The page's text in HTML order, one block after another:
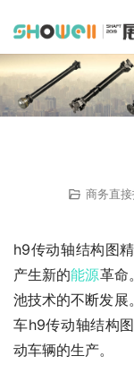
商务直
h9传动轴结构图
产生新的能源革命
池技术的不断发展
车h9传动轴结构
动车辆的生产。